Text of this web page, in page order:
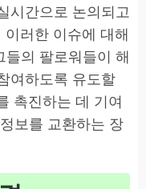
시간으로 논의되고
러한 이슈에 대해
의 팔로워들이 해
여하도록 유도할
촉진하는 데 기여
보를 교환하는 장